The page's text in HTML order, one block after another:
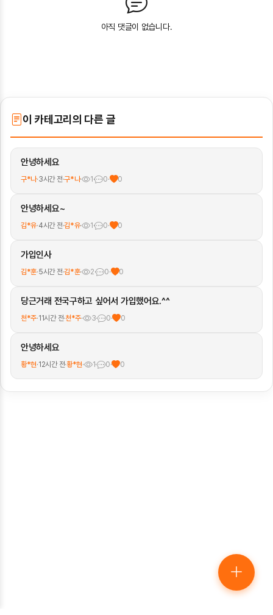
아직 댓글이 없습니다.
이 카테고리의 다른 글
안녕하세요
구*나·3시간 전·구*나· 1· 0· 0
안녕하세요~
김*유·4시간 전·김*유· 1· 0· 0
가입인사
김*훈·5시간 전·김*훈· 2· 0· 0
당근거래 전국구하고 싶어서 가입했어요.^^
천*주·11시간 전·천*주· 3· 0· 0
안녕하세요
황*현·12시간 전·황*현· 1· 0· 0